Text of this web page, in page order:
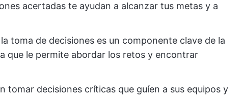
acertadas te ayudan a alcanzar tus metas y a
la toma de decisiones es un componente clave de la
que le permite abordar los retos y encontrar
tomar decisiones críticas que guíen a sus equipos y